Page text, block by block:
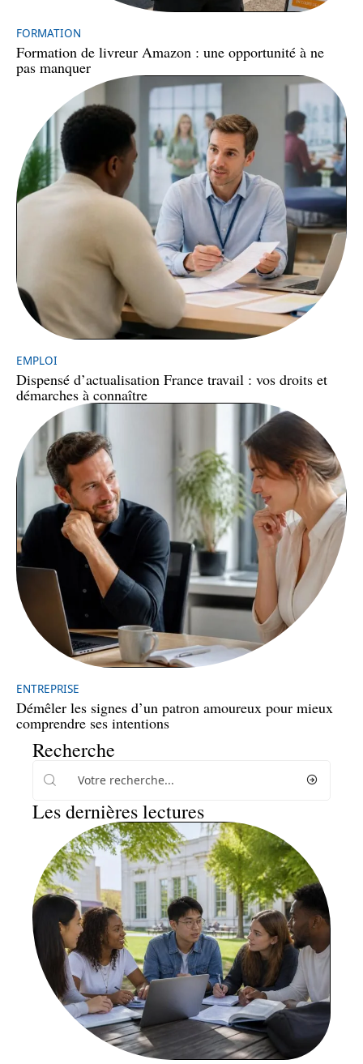
FORMATION
Formation de livreur Amazon : une opportunité à ne
pas manquer
EMPLOI
Dispensé d’actualisation France travail : vos droits et
démarches à connaître
ENTREPRISE
Démêler les signes d’un patron amoureux pour mieux
comprendre ses intentions
Recherche
Les dernières lectures